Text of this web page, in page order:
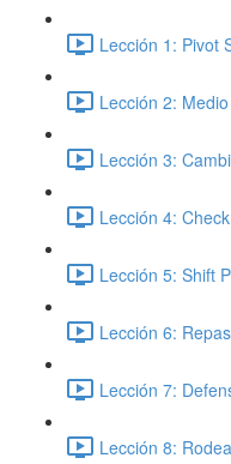
Lección 1: Pivot
Lección 2:
Lección 3:
Lección 4:
Lección 5: Shift
Lección 6:
Lección 7:
Lección 8: